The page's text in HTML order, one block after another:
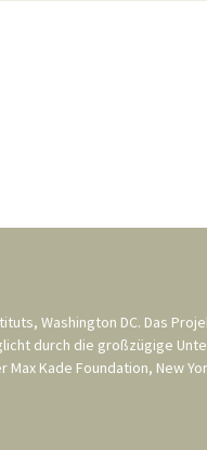
Washington DC. Das
durch die großzügige
Max Kade Foundation, New